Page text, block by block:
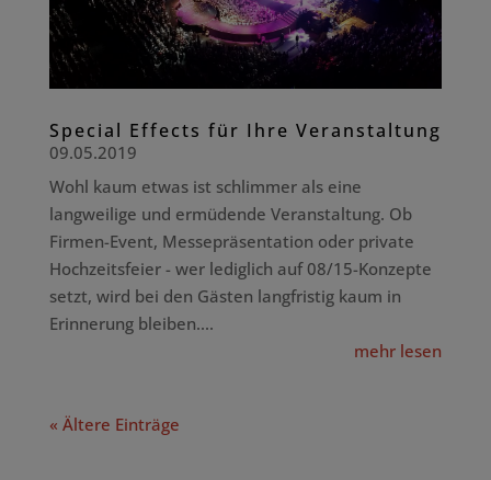
Special Effects für Ihre Veranstaltung
09.05.2019
Wohl kaum etwas ist schlimmer als eine
langweilige und ermüdende Veranstaltung. Ob
Firmen-Event, Messepräsentation oder private
Hochzeitsfeier - wer lediglich auf 08/15-Konzepte
setzt, wird bei den Gästen langfristig kaum in
Erinnerung bleiben....
mehr lesen
« Ältere Einträge